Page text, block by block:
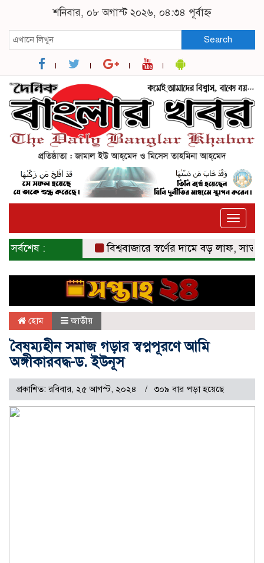
শনিবার, ০৮ অগাস্ট ২০২৬, ০৪:৩৪ পূর্বাহ্ন
Search
Toggle
সর্বশেষ : বিশ্ববাজারে স্বর্ণের দামে বড় লাফ, সাত
হোম জাতীয়
বৈষম্যহীন সমাজ গড়ার স্বপ্নপূরণে আমি
অঙ্গীকারবদ্ধ-ড. ইউনূস
প্রকাশিত: রবিবার, ২৫ আগস্ট, ২০২৪ ৩০৯ বার পড়া হয়েছে